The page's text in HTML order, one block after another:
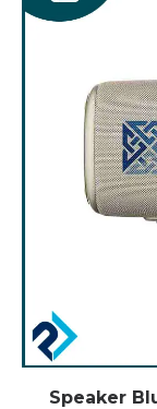
Speaker